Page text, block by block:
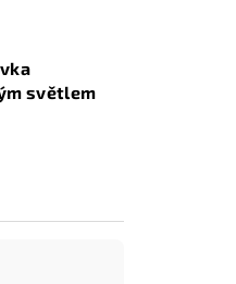
světlem